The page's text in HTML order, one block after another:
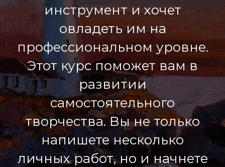
инструмент и хочет
овладеть им на
профессиональном уровне.
Этот курс поможет вам в
развитии
самостоятельного
творчества. Вы не только
напишете несколько
личных работ, но и начнете